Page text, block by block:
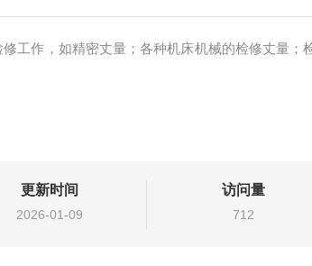
工作，如精密丈量；各种机床机械的检修丈量；
更新时间
2026-01-09
访问量
712